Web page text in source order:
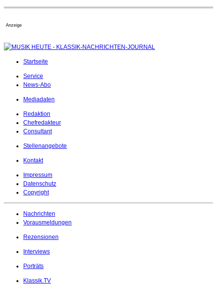
Anzeige
Startseite
Service
News-Abo
Mediadaten
Redaktion
Chefredakteur
Consultant
Stellenangebote
Kontakt
Impressum
Datenschutz
Copyright
Nachrichten
Vorausmeldungen
Rezensionen
Interviews
Porträts
Klassik.TV